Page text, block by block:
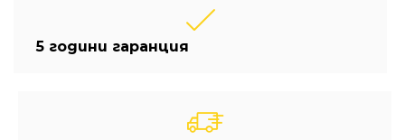
5 години гаранция